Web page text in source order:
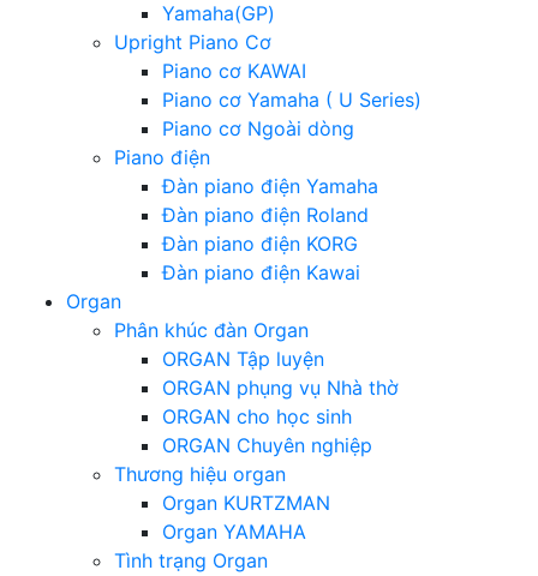
Yamaha(GP)
Upright Piano Cơ
Piano cơ KAWAI
Piano cơ Yamaha ( U Series)
Piano cơ Ngoài dòng
Piano điện
Đàn piano điện Yamaha
Đàn piano điện Roland
Đàn piano điện KORG
Đàn piano điện Kawai
Organ
Phân khúc đàn Organ
ORGAN Tập luyện
ORGAN phụng vụ Nhà thờ
ORGAN cho học sinh
ORGAN Chuyên nghiệp
Thương hiệu organ
Organ KURTZMAN
Organ YAMAHA
Tình trạng Organ